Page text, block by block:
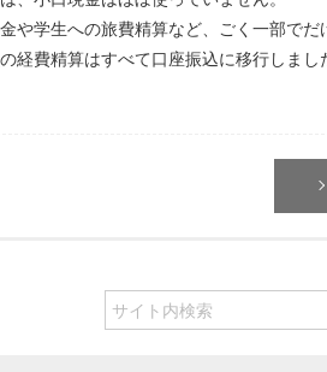
や学生への旅費精算など、ごく一部でだ
経費精算はすべて口座振込に移行しまし